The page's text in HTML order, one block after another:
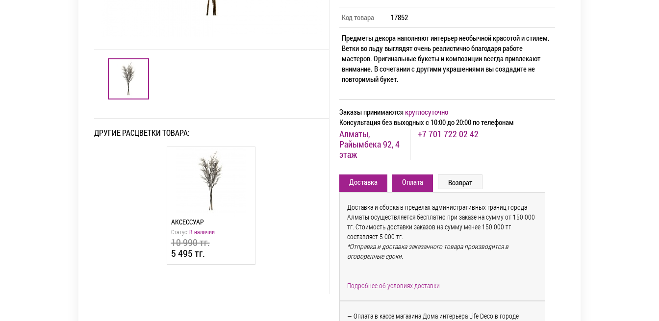
ДРУГИЕ РАСЦВЕТКИ ТОВАРА:
АКСЕССУАР
Статус: В наличии
10 990 тг.
5 495 тг.
Код товара 17852
Предметы декора наполняют интерьер необычной красотой и стилем.
Ветки во льду выглядят очень реалистично благодаря работе
мастеров. Оригинальные букеты и композиции всегда привлекают
внимание. В сочетании с другими украшениями вы создадите не
повторимый букет.
Заказы принимаются круглосуточно
Консультация без выходных с 10:00 до 20:00 по телефонам
Алматы,
Райымбека 92, 4
этаж
+7 701 722 02 42
Доставка Оплата Возврат
Доставка и сборка в пределах административных границ города
Алматы осуществляется бесплатно при заказе на сумму от 150 000
тг. Стоимость доставки заказов на сумму менее 150 000 тг
составляет 5 000 тг.
*Отправка и доставка заказанного товара производится в
оговоренные сроки.
Подробнее об условиях доставки
— Оплата в кассе магазина Дома интерьера Life Deco в городе